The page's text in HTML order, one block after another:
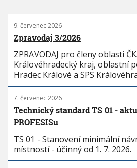
9. červenec 2026
Zpravodaj 3/2026
ZPRAVODAJ pro členy oblasti
Královéhradecký kraj, oblastní
Hradec Králové a SPS
7. červenec 2026
Technický standard TS 01 -
PROFESISu
TS 01 - Stanovení minimální
místností - účinný od 1. 7. 2026.